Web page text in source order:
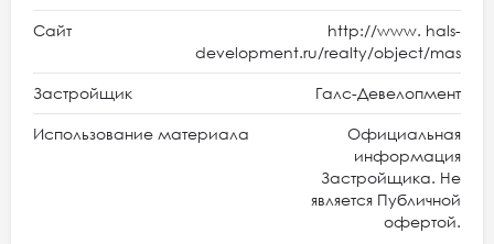
Сайт
http://www. hals-
development.ru/realty/object/mas
Застройщик Галс-Девелопмент
Использование материала
Официальная
информация
Застройщика. Не
является Публичной
офертой.